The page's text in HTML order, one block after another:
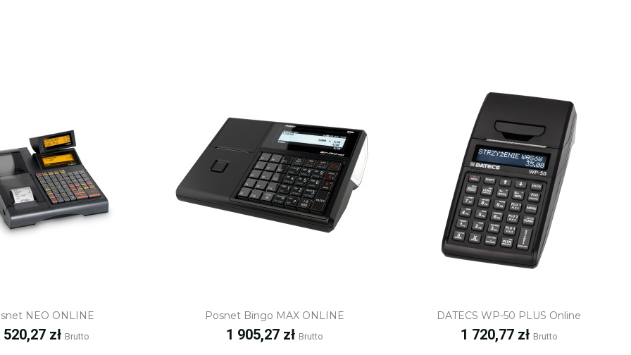
Szybki podgląd
NEO ONLINE
520,27 zł Brutto
Szybki podgląd
Posnet Bingo MAX ONLINE
Cena
1 905,27 zł Brutto
Szybki podgląd
DATECS WP-50 PLUS Online
Cena
1 720,77 zł Brutto